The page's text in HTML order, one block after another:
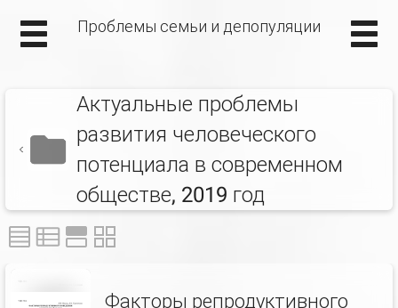
Проблемы семьи и депопуляции
Актуальные проблемы
развития человеческого
потенциала в современном
обществе, 2019 год
Факторы репродуктивного